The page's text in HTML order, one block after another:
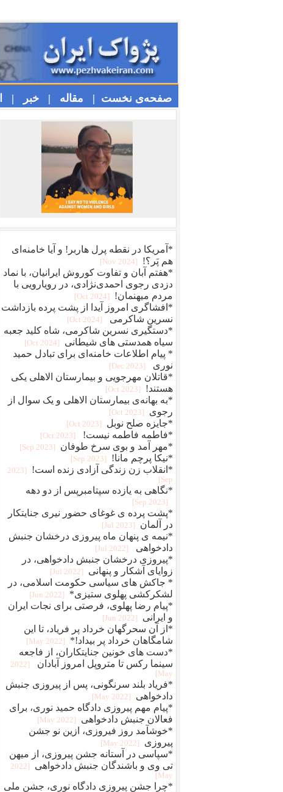
صفحه‌ی نخست | مقاله | خبر |
*آمریکا در نقطه پرل هاربر! و آیا خامنه‌ای
هم پَر؟!
[2024 Nov]
*هفتم آبان و تفاوت کوروش ایرانیان، با نماد
دزدی رجوی احمدی‌نژادی، در رویارویی با
مردم میهنمان!
[2024 Oct]
*افشاگری امروز آیدا از پشت پرده بازداشت
نسرین شاکرمی
[2024 Oct]
*دستگیری نسرین شاکرمی، شاه کلید جعبه
سیاه همدستی های شیطانی
[2024 Oct]
* پیام اطلاعات خامنه‌ای برای تبادل حمید
نوری
[2023 Dec]
*قاتلان مهرجویی و بیمارستان الاهلی یکی
هستند!
[2023 Oct]
*به بهانه‌ی بیمارستان الاهلی و یک سوال از
رجوی
[2023 Oct]
*جایزه صلح نوبل [2023 Oct]
*فاطمه فاطمه نیست! [2023 Oct]
*مهر آمد و بوی سرخ طوفان [2023 Sep]
*نیکا پرچم مانا! [2023 Sep]
*انقلاب زن زندگی آزادی زنده است!
[2023
Sep]
*نگاهی به یازده سپتامبرپس از دو دهه
[2023 Sep]
*پشت پرده ی غوغای حضور نیری جنایتکار
در آلمان
[2023 Jul]
*نیمه ی پنهان ماه پیروزی درخشان جنبش
دادخواهی
[2022 Jul]
*پیروزی درخشان جنبش دادخواهی، در
زوایای آشکار و پنهانی
[2022 Jul]
* جاکش های سیاسی حکومت اسلامی، در
لشکرکشی پهلوی ستیزی*
[2022 Jun]
*پیام رضا پهلوی، فرصتی برای نجات ایران
و ایرانی
[2022 Jun]
*از آن سحرگهان خرداد پر فریاد، تا این
شامگاهان خرداد پر بیداد!*
[2022 May]
*دست های خونین جنایتکاران، از فاجعه
سینما رکس تا متروپل امروز آبادان
[2022
May]
*فریاد بلند سرنگونی، پس از پیروزی جنبش
دادخواهی
[2022 May]
*پیام مهم پیروزی دادگاه حمید نوری، برای
فعالان جنبش دادخواهی
[2022 May]
*خوشآمد روز فیروزی، ازین نو جشن
پیروزی
[2022 May]
*سپاسی در آستانه جشن پیروزی، از میهن
تی وی و باشندگان جنبش دادخواهی
[2022
May]
*چرا جشن پیروزی دادگاه نوری، جشن ملی